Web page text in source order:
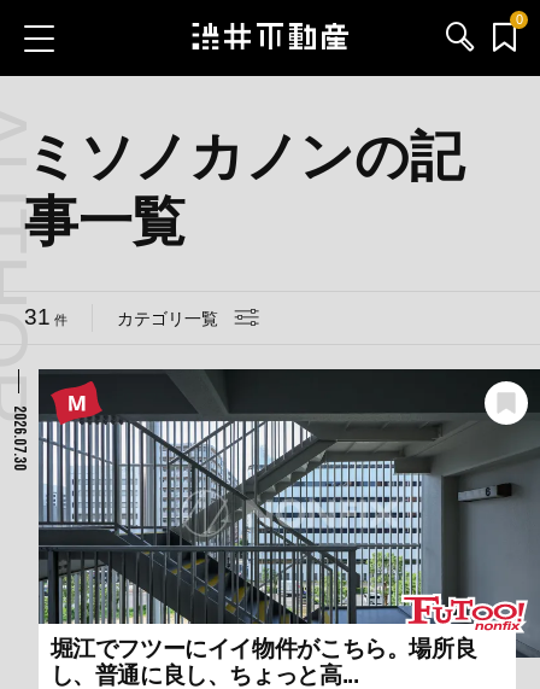
0
ブログ
会社情報
採用情報
ミソノカノンの記
事一覧
31 件 カテゴリ一覧
2026.07.30
堀江でフツーにイイ物件がこちら。場所良
し、普通に良し、ちょっと高...